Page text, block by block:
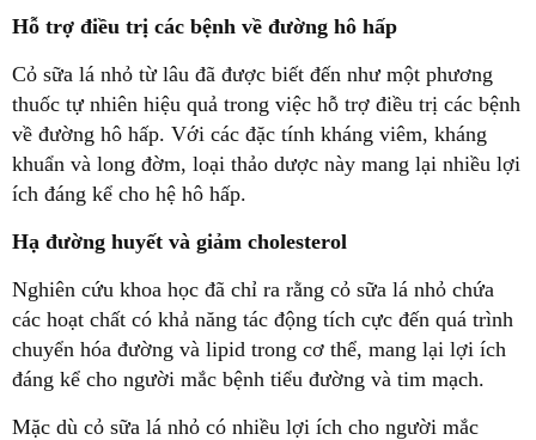
Hỗ trợ điều trị các bệnh về đường hô hấp
Cỏ sữa lá nhỏ từ lâu đã được biết đến như một phương
thuốc tự nhiên hiệu quả trong việc hỗ trợ điều trị các bệnh
về đường hô hấp. Với các đặc tính kháng viêm, kháng
khuẩn và long đờm, loại thảo dược này mang lại nhiều lợi
ích đáng kể cho hệ hô hấp.
Hạ đường huyết và giảm cholesterol
Nghiên cứu khoa học đã chỉ ra rằng cỏ sữa lá nhỏ chứa
các hoạt chất có khả năng tác động tích cực đến quá trình
chuyển hóa đường và lipid trong cơ thể, mang lại lợi ích
đáng kể cho người mắc bệnh tiểu đường và tim mạch.
Mặc dù cỏ sữa lá nhỏ có nhiều lợi ích cho người mắc